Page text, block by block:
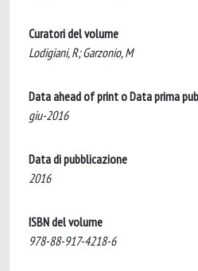
Curatori del volume
Lodigiani, R; Garzonio, M
Data ahead of print o Data prima
giu-2016
Data di pubblicazione
2016
ISBN del volume
978-88-917-4218-6